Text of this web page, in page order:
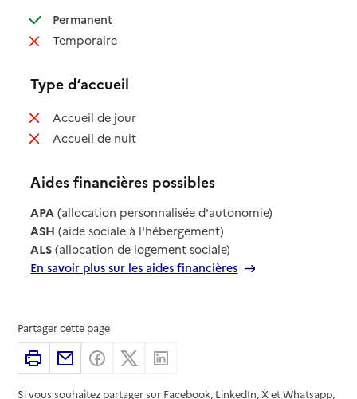
Permanent: disponible
Temporaire: non disponible
Type d’accueil
Accueil de jour: non disponible
Accueil de nuit: non disponible
Aides financières possibles
APA (allocation personnalisée d'autonomie)
ASH (aide sociale à l'hébergement)
ALS (allocation de logement sociale)
En savoir plus sur les aides financières
Partager cette page
ImprimerPartager par email
Partager sur Facebook
Partager sur X
Si vous souhaitez partager sur Facebook, LinkedIn, X et Whatsapp,